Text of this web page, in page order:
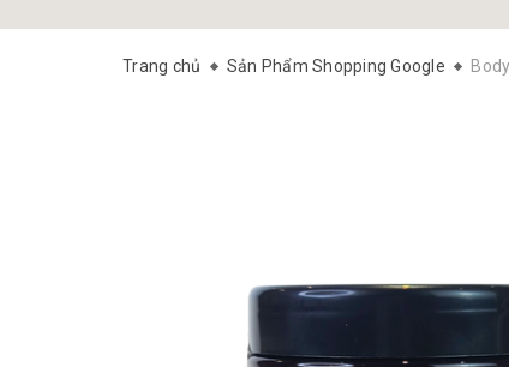
Trang chủ Sản Phẩm Shopping Google